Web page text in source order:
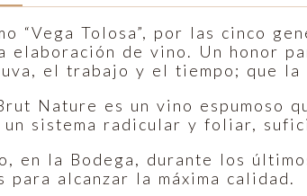
“Vega Tolosa”, por las cinco
elaboración de vino. Un honor
el trabajo y el tiempo; que
Nature es un vino espumoso
un sistema radicular y foliar,
en la Bodega, durante los
para alcanzar la máxima calidad.